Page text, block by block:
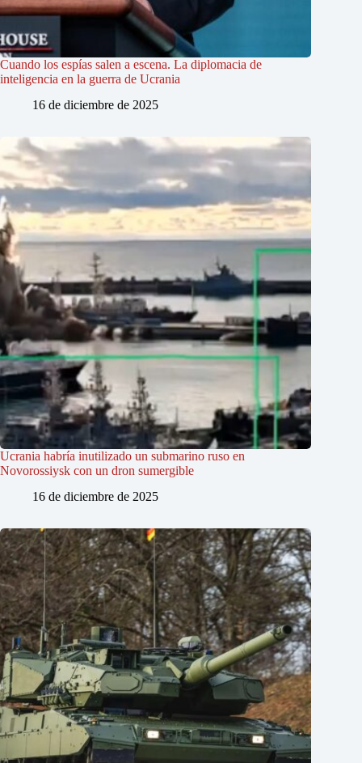
Cuando los espías salen a escena. La diplomacia de
inteligencia en la guerra de Ucrania
16 de diciembre de 2025
Ucrania habría inutilizado un submarino ruso en
Novorossiysk con un dron sumergible
16 de diciembre de 2025